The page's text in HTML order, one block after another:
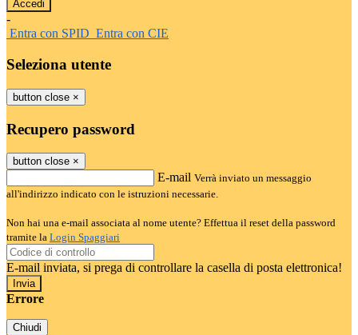
-
Entra con SPID Entra con CIE
Seleziona utente
button close ×
Recupero password
button close ×
E-mail Verrà inviato un messaggio
all'indirizzo indicato con le istruzioni necessarie.
Non hai una e-mail associata al nome utente? Effettua il reset della password
tramite la Login Spaggiari
E-mail inviata, si prega di controllare la casella di posta elettronica!
Errore
Chiudi